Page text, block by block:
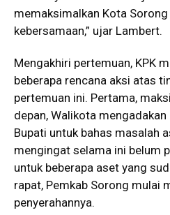
memaksimalkan Kota
kebersamaan,” ujar Lambert.
Mengakhiri pertemuan, KPK
beberapa rencana aksi atas
pertemuan ini. Pertama,
depan, Walikota
Bupati untuk bahas masalah
mengingat selama ini belum
untuk beberapa aset yang
rapat, Pemkab Sorong mulai
penyerahannya.